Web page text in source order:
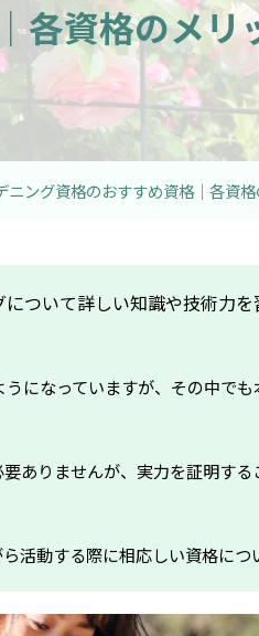
各資格のメリ
ニング資格のおすすめ資格｜各資
ついて詳しい知識や技術力
になっていますが、その中で
ありませんが、実力を証明す
動する際に相応しい資格につ